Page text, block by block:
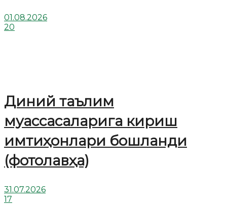
01.08.2026
20
Диний таълим
муассасаларига кириш
имтиҳонлари бошланди
(фотолавҳа)
31.07.2026
17